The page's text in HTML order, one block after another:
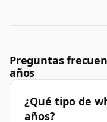
Preguntas
años
¿Qué tipo de
años?